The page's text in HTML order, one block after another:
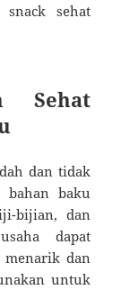
sehat
Sehat
dan tidak
bahan baku
bijian, dan
dapat
menarik dan
untuk